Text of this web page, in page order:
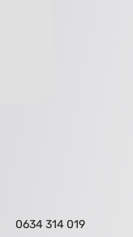
0634 314 019